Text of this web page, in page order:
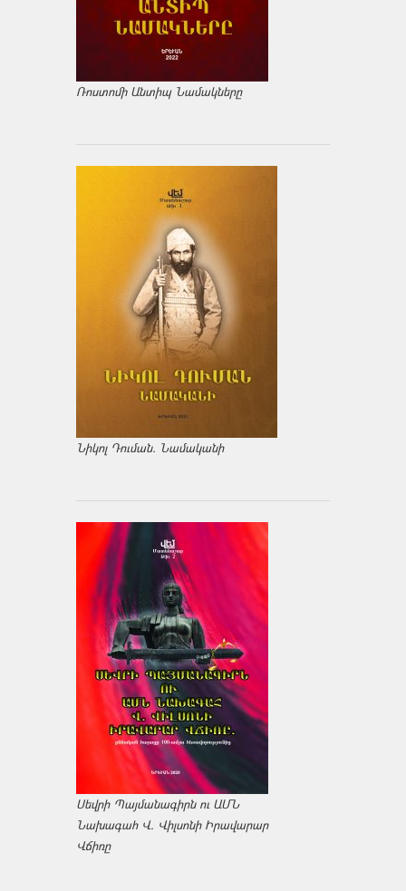
Ռոստոմի Անտիպ Նամակները
Նիկոլ Դուման. Նամականի
Սեվրի Պայմանագիրն ու ԱՄՆ
Նախագահ Վ. Վիլսոնի Իրավարար
Վճիռը